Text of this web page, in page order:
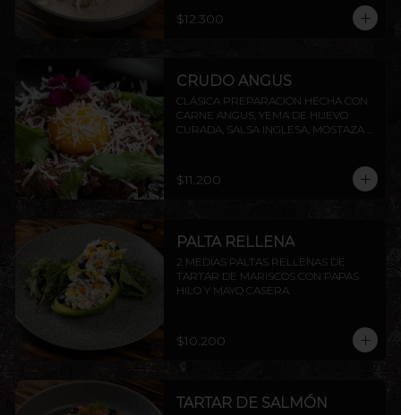
$12.300
CRUDO ANGUS
CLÁSICA PREPARACIÓN HECHA CON
CARNE ANGUS, YEMA DE HUEVO
CURADA, SALSA INGLESA, MOSTAZA
DE TOSTADAS DE LA CASA.
$11.200
PALTA RELLENA
2 MEDIAS PALTAS RELLENAS DE
TARTAR DE MARISCOS CON PAPAS
HILO Y MAYO CASERA.
$10.200
TARTAR DE SALMÓN